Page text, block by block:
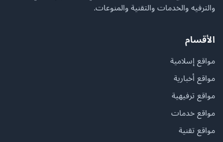
والترفيه والخدمات والتقنية والمنوعات.
الأقسام
مواقع إسلامية
مواقع أخبارية
مواقع ترفيهية
مواقع خدمات
مواقع تقنية